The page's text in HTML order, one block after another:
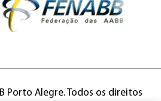
Porto Alegre. Todos os direitos